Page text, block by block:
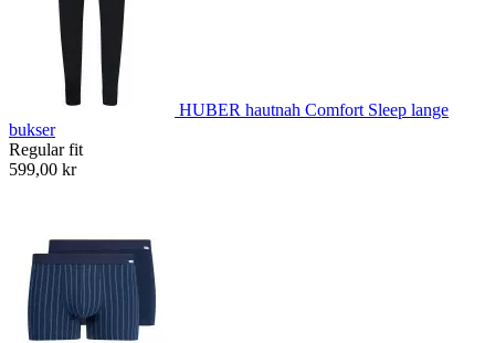
HUBER hautnah Comfort Sleep lange
bukser
Regular fit
599,00 kr